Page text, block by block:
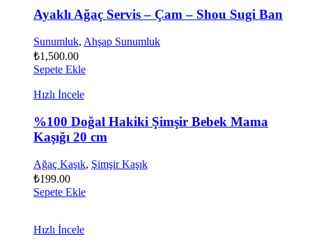
Ayaklı Ağaç Servis – Çam – Shou Sugi Ban
Sunumluk, Ahşap Sunumluk
₺1,500.00
Sepete Ekle
Hızlı İncele
%100 Doğal Hakiki Şimşir Bebek Mama
Kaşığı 20 cm
Ağaç Kaşık, Şimşir Kaşık
₺199.00
Sepete Ekle
Hızlı İncele